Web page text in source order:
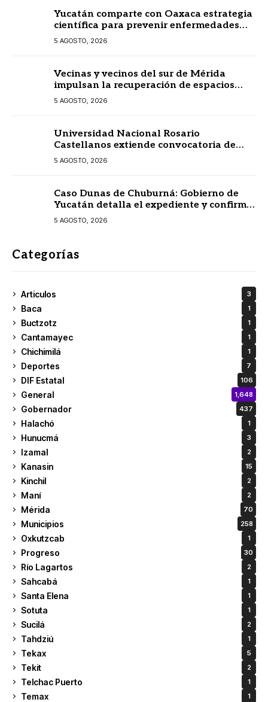
Yucatán comparte con Oaxaca estrategia
científica para prevenir enfermedades
transmitidas por vectores
5 AGOSTO, 2026
Vecinas y vecinos del sur de Mérida
impulsan la recuperación de espacios
comunitarios
5 AGOSTO, 2026
Universidad Nacional Rosario
Castellanos extiende convocatoria de
ingreso al 31 de agosto
5 AGOSTO, 2026
Caso Dunas de Chuburná: Gobierno de
Yucatán detalla el expediente y confirma
revisión de Semarnat y Profepa
5 AGOSTO, 2026
Categorías
Articulos 3
Baca 1
Buctzotz 1
Cantamayec 1
Chichimilá 1
Deportes 7
DIF Estatal 106
General 1,648
Gobernador 437
Halachó 1
Hunucmá 3
Izamal 2
Kanasin 15
Kinchil 2
Maní 2
Mérida 70
Municipios 258
Oxkutzcab 1
Progreso 30
Río Lagartos 2
Sahcabá 1
Santa Elena 1
Sotuta 1
Sucilá 2
Tahdziú 1
Tekax 5
Tekit 2
Telchac Puerto 1
Temax 1